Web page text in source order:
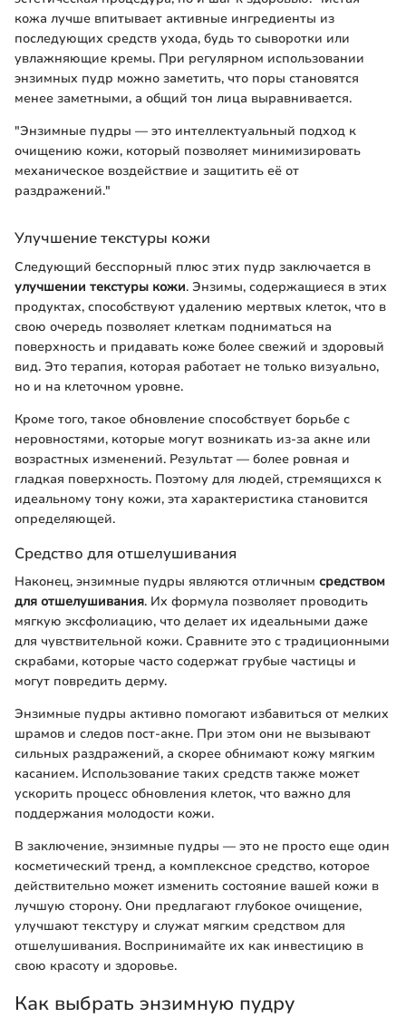
кожа лучше впитывает активные ингредиенты из
последующих средств ухода, будь то сыворотки или
увлажняющие кремы. При регулярном использовании
энзимных пудр можно заметить, что поры становятся
менее заметными, а общий тон лица выравнивается.
"Энзимные пудры — это интеллектуальный подход к
очищению кожи, который позволяет минимизировать
механическое воздействие и защитить её от
раздражений."
Улучшение текстуры кожи
Следующий бесспорный плюс этих пудр заключается в
улучшении текстуры кожи. Энзимы, содержащиеся в этих
продуктах, способствуют удалению мертвых клеток, что в
свою очередь позволяет клеткам подниматься на
поверхность и придавать коже более свежий и здоровый
вид. Это терапия, которая работает не только визуально,
но и на клеточном уровне.
Кроме того, такое обновление способствует борьбе с
неровностями, которые могут возникать из-за акне или
возрастных изменений. Результат — более ровная и
гладкая поверхность. Поэтому для людей, стремящихся к
идеальному тону кожи, эта характеристика становится
определяющей.
Средство для отшелушивания
Наконец, энзимные пудры являются отличным средством
для отшелушивания. Их формула позволяет проводить
мягкую эксфолиацию, что делает их идеальными даже
для чувствительной кожи. Сравните это с традиционными
скрабами, которые часто содержат грубые частицы и
могут повредить дерму.
Энзимные пудры активно помогают избавиться от мелких
шрамов и следов пост-акне. При этом они не вызывают
сильных раздражений, а скорее обнимают кожу мягким
касанием. Использование таких средств также может
ускорить процесс обновления клеток, что важно для
поддержания молодости кожи.
В заключение, энзимные пудры — это не просто еще один
косметический тренд, а комплексное средство, которое
действительно может изменить состояние вашей кожи в
лучшую сторону. Они предлагают глубокое очищение,
улучшают текстуру и служат мягким средством для
отшелушивания. Воспринимайте их как инвестицию в
свою красоту и здоровье.
Как выбрать энзимную пудру